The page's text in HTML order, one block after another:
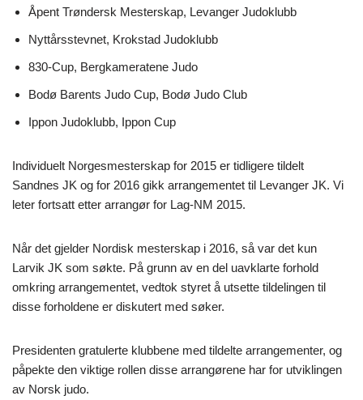
Åpent Trøndersk Mesterskap, Levanger Judoklubb
Nyttårsstevnet, Krokstad Judoklubb
830-Cup, Bergkameratene Judo
Bodø Barents Judo Cup, Bodø Judo Club
Ippon Judoklubb, Ippon Cup
Individuelt Norgesmesterskap for 2015 er tidligere tildelt
Sandnes JK og for 2016 gikk arrangementet til Levanger JK. Vi
leter fortsatt etter arrangør for Lag-NM 2015.
Når det gjelder Nordisk mesterskap i 2016, så var det kun
Larvik JK som søkte. På grunn av en del uavklarte forhold
omkring arrangementet, vedtok styret å utsette tildelingen til
disse forholdene er diskutert med søker.
Presidenten gratulerte klubbene med tildelte arrangementer, og
påpekte den viktige rollen disse arrangørene har for utviklingen
av Norsk judo.